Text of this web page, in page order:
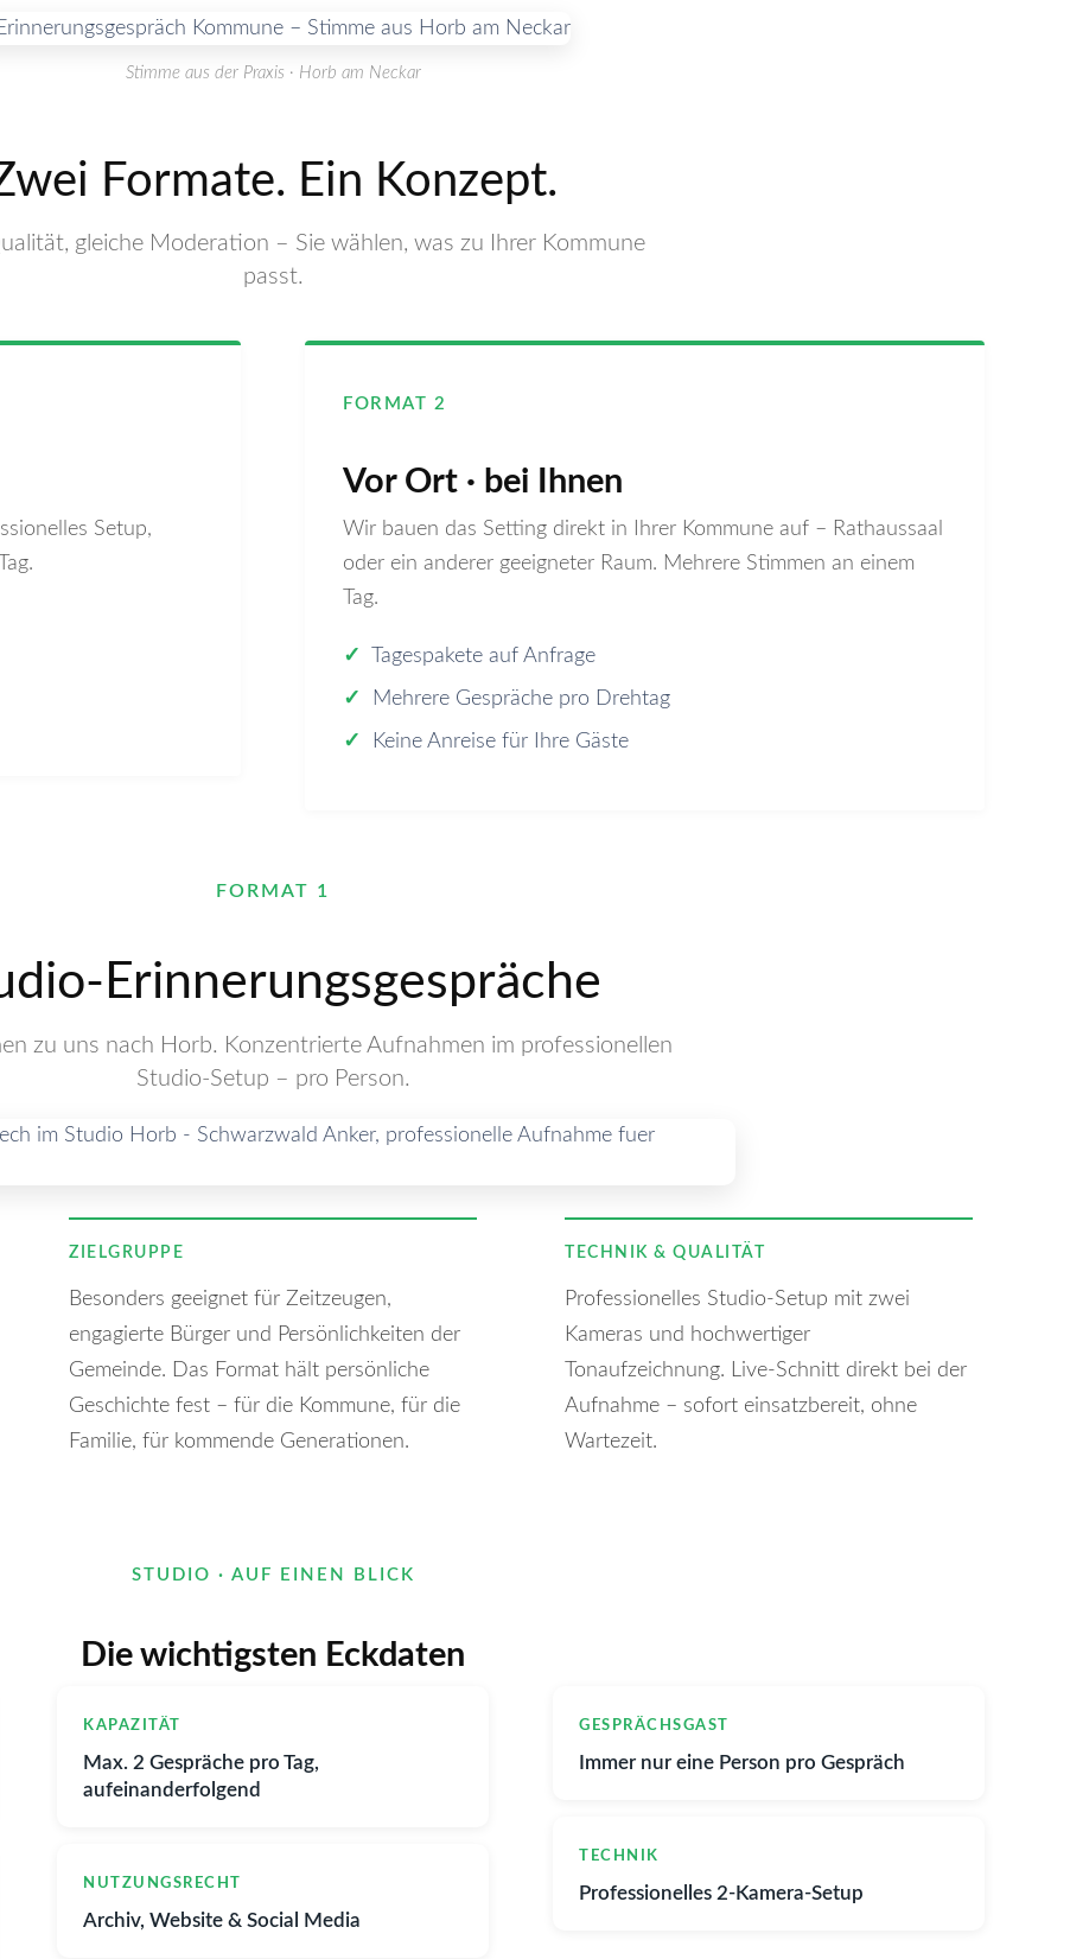
Stimme aus der Praxis · Horb am Neckar
Formate. Ein Konzept.
gleiche Moderation – Sie wählen, was zu Ihrer Kommune
passt.
Setup,
FORMAT 2
Vor Ort · bei Ihnen
Wir bauen das Setting direkt in Ihrer Kommune auf – Rathaussaal
oder ein anderer geeigneter Raum. Mehrere Stimmen an einem
Tag.
✓
Tagespakete auf Anfrage
✓
Mehrere Gespräche pro Drehtag
✓
Keine Anreise für Ihre Gäste
FORMAT 1
Erinnerungsgespräche
zu uns nach Horb. Konzentrierte Aufnahmen im professionellen
Studio-Setup – pro Person.
ZIELGRUPPE
Besonders geeignet für Zeitzeugen,
engagierte Bürger und Persönlichkeiten der
Gemeinde. Das Format hält persönliche
Geschichte fest – für die Kommune, für die
Familie, für kommende Generationen.
TECHNIK & QUALITÄT
Professionelles Studio-Setup mit zwei
Kameras und hochwertiger
Tonaufzeichnung. Live-Schnitt direkt bei der
Aufnahme – sofort einsatzbereit, ohne
Wartezeit.
STUDIO · AUF EINEN BLICK
Die wichtigsten Eckdaten
KAPAZITÄT
Max. 2 Gespräche pro Tag,
aufeinanderfolgend
NUTZUNGSRECHT
Archiv, Website & Social Media
GESPRÄCHSGAST
Immer nur eine Person pro Gespräch
TECHNIK
Professionelles 2-Kamera-Setup